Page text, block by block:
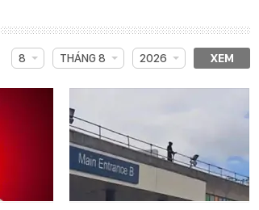
8 THÁNG 8 2026 XEM